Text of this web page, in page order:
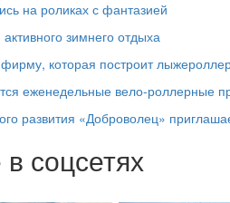
на роликах с фантазией
зимнего отдыха
которая построит
еженедельные вело-роллерные
развития «Доброволец»
соцсетях